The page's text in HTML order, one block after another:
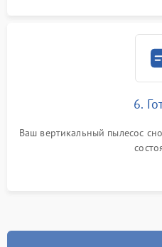
6.
Ваш вертикальный пылесос